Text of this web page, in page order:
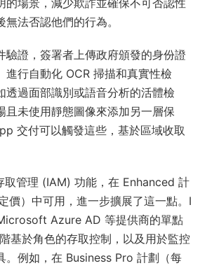
法否認他們的行為。
驗證，簽署者上傳政府頒發的身份證
進行自動化 OCR 掃描和真實性檢
透過面部識別或語音分析的活體檢
且未使用靜態圖像來添加另一層保
交付可以觸發這些，基於區域收取
取管理 (IAM) 功能，在 Enhanced 計
價）中可用，進一步擴展了這一點。I
Azure AD 等提供商的單點
基於角色的存取控制，以及用於監控
。例如，在 Business Pro 計劃（每